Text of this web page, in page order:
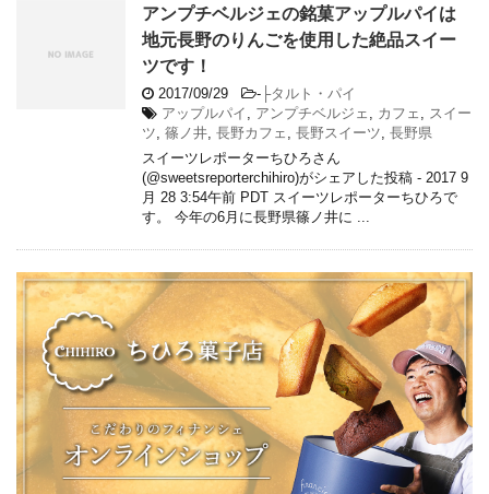
アンプチベルジェの銘菓アップルパイは
地元長野のりんごを使用した絶品スイー
ツです！
2017/09/29 - ├タルト・パイ
アップルパイ
アンプチベルジェ カフェ
スイー
ツ 篠ノ井 長野カフェ 長野スイーツ 長野県
スイーツレポーターちひろさん
(@sweetsreporterchihiro)がシェアした投稿 - 2017 9
月 28 3:54午前 PDT スイーツレポーターちひろで
す。 今年の6月に長野県篠ノ井に ...